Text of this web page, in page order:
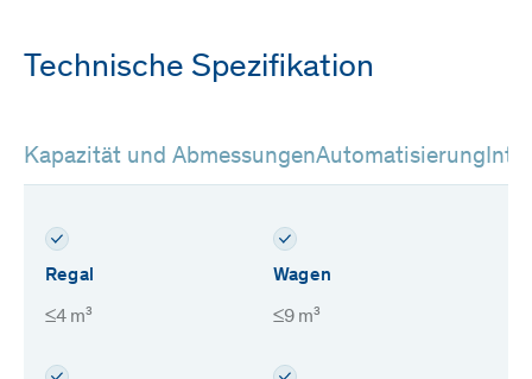
Technische Spezifikation
Kapazität und AbmessungenAutomatisierung
Regal
≤4 m³
Wagen
≤9 m³